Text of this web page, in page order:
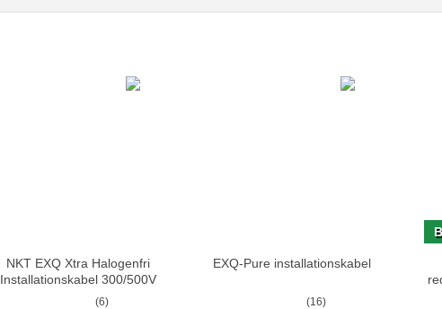
NKT EXQ Xtra Halogenfri
Installationskabel 300/500V
(6)
EXQ-Pure installationskabel
(16)